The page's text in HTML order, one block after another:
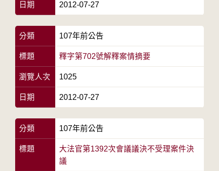
日期 2012-07-27
分類 107年前公告
標題 釋字第702號解釋案情摘要
瀏覽人次 1025
日期 2012-07-27
分類 107年前公告
標題
大法官第1392次會議議決不受理案件決
議